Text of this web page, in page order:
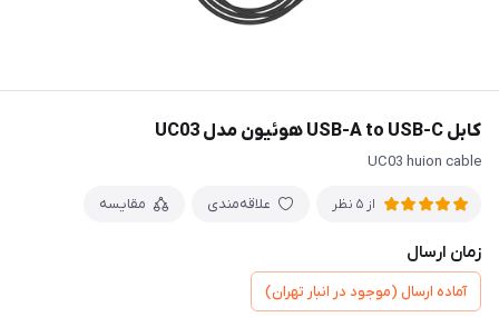
کابل USB-A to USB-C هوئیون مدل UC03
UC03 huion cable
از 5 نظر علاقه‌مندی مقایسه
زمان ارسال
آماده ارسال (موجود در انبار تهران)